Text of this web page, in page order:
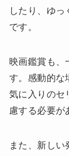
したり、ゆ
です。
映画鑑賞も、
す。感動的な
気に入りのセ
慮する必要が
また、新し